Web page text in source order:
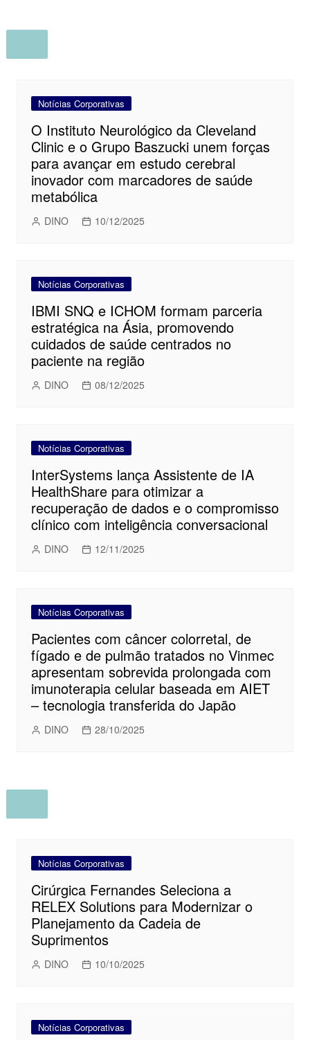
Notícias Corporativas
O Instituto Neurológico da Cleveland
Clinic e o Grupo Baszucki unem forças
para avançar em estudo cerebral
inovador com marcadores de saúde
metabólica
DINO 10/12/2025
Notícias Corporativas
IBMI SNQ e ICHOM formam parceria
estratégica na Ásia, promovendo
cuidados de saúde centrados no
paciente na região
DINO 08/12/2025
Notícias Corporativas
InterSystems lança Assistente de IA
HealthShare para otimizar a
recuperação de dados e o compromisso
clínico com inteligência conversacional
DINO 12/11/2025
Notícias Corporativas
Pacientes com câncer colorretal, de
fígado e de pulmão tratados no Vinmec
apresentam sobrevida prolongada com
imunoterapia celular baseada em AIET
– tecnologia transferida do Japão
DINO 28/10/2025
Notícias Corporativas
Cirúrgica Fernandes Seleciona a
RELEX Solutions para Modernizar o
Planejamento da Cadeia de
Suprimentos
DINO 10/10/2025
Notícias Corporativas